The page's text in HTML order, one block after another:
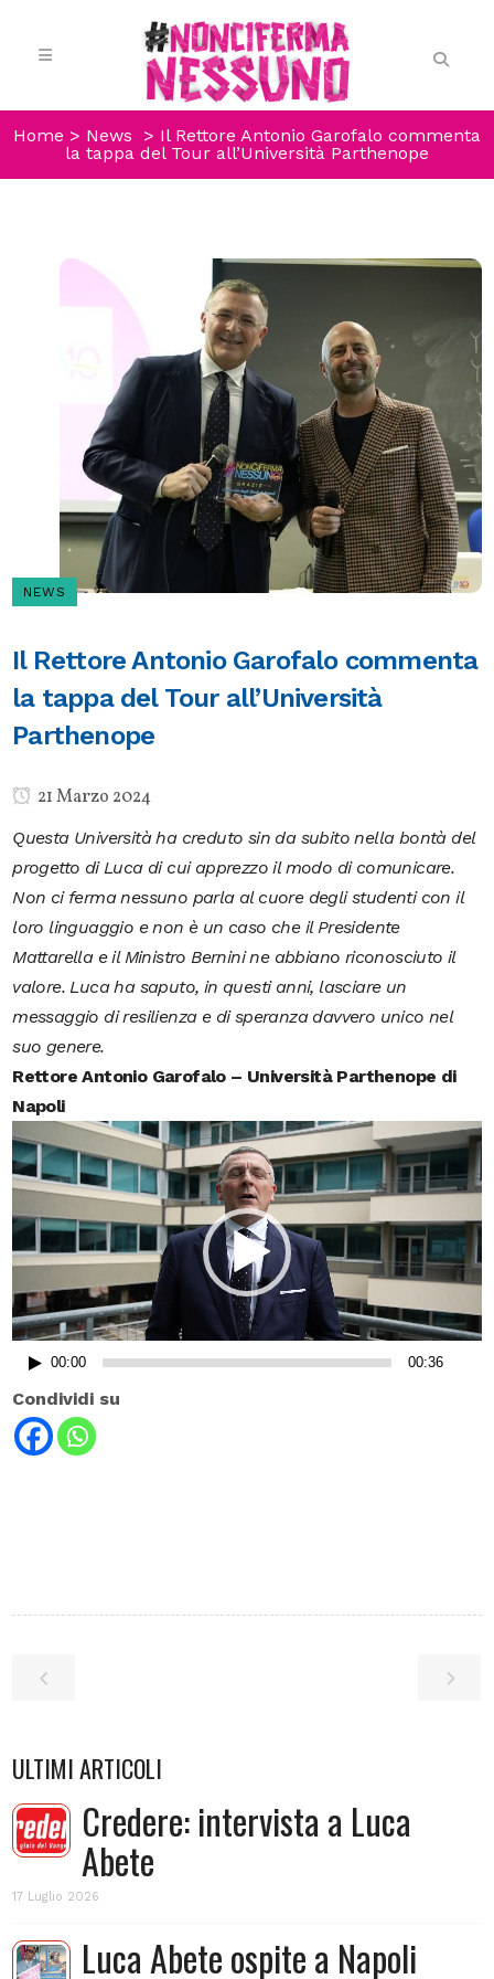
Home > News > Il Rettore Antonio Garofalo commenta
la tappa del Tour all’Università Parthenope
NEWS
Il Rettore Antonio Garofalo commenta
la tappa del Tour all’Università
Parthenope
21 Marzo 2024
Questa Università ha creduto sin da subito nella bontà del
progetto di Luca di cui apprezzo il modo di comunicare.
Non ci ferma nessuno parla al cuore degli studenti con il
loro linguaggio e non è un caso che il Presidente
Mattarella e il Ministro Bernini ne abbiano riconosciuto il
valore. Luca ha saputo, in questi anni, lasciare un
messaggio di resilienza e di speranza davvero unico nel
suo genere.
Rettore Antonio Garofalo – Università Parthenope di
Napoli
Video
Player
00:00 00:36
Condividi su
ULTIMI ARTICOLI
Credere: intervista a Luca
Abete
17 Luglio 2026
Luca Abete ospite a Napoli